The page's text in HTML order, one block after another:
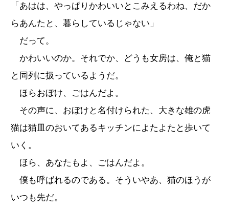
「あはは、やっぱりかわいいとこみえるわね、だか
らあんたと、暮らしているじゃない」
だって。
かわいいのか。それでか、どうも女房は、俺と猫
と同列に扱っているようだ。
ほらおぼけ、ごはんだよ。
その声に、おぼけと名付けられた、大きな雄の虎
猫は猫皿のおいてあるキッチンによたよたと歩いて
いく。
ほら、あなたもよ、ごはんだよ。
僕も呼ばれるのである。そういやあ、猫のほうが
いつも先だ。